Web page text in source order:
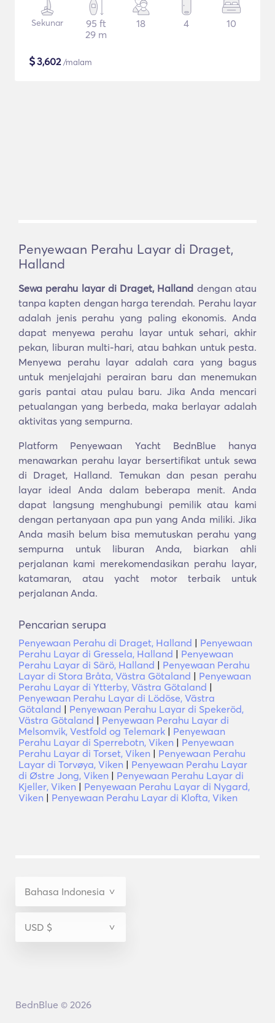
Sekunar
95 ft
29 m
18 4 10
$3,602/malam
Penyewaan Perahu Layar di Draget,
Halland
Sewa perahu layar di Draget, Halland dengan atau
tanpa kapten dengan harga terendah. Perahu layar
adalah jenis perahu yang paling ekonomis. Anda
dapat menyewa perahu layar untuk sehari, akhir
pekan, liburan multi-hari, atau bahkan untuk pesta.
Menyewa perahu layar adalah cara yang bagus
untuk menjelajahi perairan baru dan menemukan
garis pantai atau pulau baru. Jika Anda mencari
petualangan yang berbeda, maka berlayar adalah
aktivitas yang sempurna.
Platform Penyewaan Yacht BednBlue hanya
menawarkan perahu layar bersertifikat untuk sewa
di Draget, Halland. Temukan dan pesan perahu
layar ideal Anda dalam beberapa menit. Anda
dapat langsung menghubungi pemilik atau kami
dengan pertanyaan apa pun yang Anda miliki. Jika
Anda masih belum bisa memutuskan perahu yang
sempurna untuk liburan Anda, biarkan ahli
perjalanan kami merekomendasikan perahu layar,
katamaran, atau yacht motor terbaik untuk
perjalanan Anda.
Pencarian serupa
Penyewaan Perahu di Draget, Halland | Penyewaan
Perahu Layar di Gressela, Halland | Penyewaan
Perahu Layar di Särö, Halland | Penyewaan Perahu
Layar di Stora Bråta, Västra Götaland | Penyewaan
Perahu Layar di Ytterby, Västra Götaland |
Penyewaan Perahu Layar di Lödöse, Västra
Götaland | Penyewaan Perahu Layar di Spekeröd,
Västra Götaland | Penyewaan Perahu Layar di
Melsomvik, Vestfold og Telemark | Penyewaan
Perahu Layar di Sperrebotn, Viken | Penyewaan
Perahu Layar di Torset, Viken | Penyewaan Perahu
Layar di Torvøya, Viken | Penyewaan Perahu Layar
di Østre Jong, Viken | Penyewaan Perahu Layar di
Kjeller, Viken | Penyewaan Perahu Layar di Nygard,
Viken | Penyewaan Perahu Layar di Klofta, Viken
BednBlue © 2026